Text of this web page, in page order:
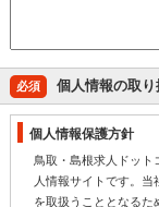
必須 個人情報の取
個人情報保護方針
鳥取・島根求人ドット
人情報サイトです。
を取扱うこととなるた